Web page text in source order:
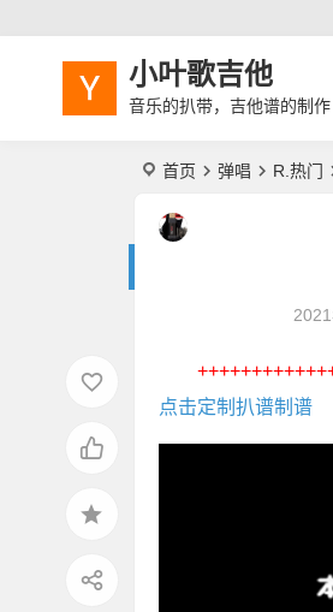
小叶歌吉他
音乐的扒带，吉他谱的制作
首页 弹唱 R.热门
点击定制扒谱制谱